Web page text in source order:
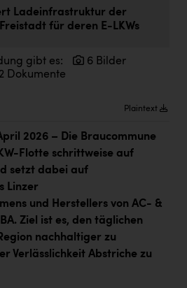
Ladeinfrastruktur der
für deren E-LKWs
gibt es:
6 Bilder
2 Dokumente
Plaintext
2026 – Die Braucommune
Flotte schrittweise auf
setzt dabei auf
Linzer
und Herstellers von AC- &
Ziel ist es, den täglichen
nachhaltiger zu
Verlässlichkeit Abstriche zu